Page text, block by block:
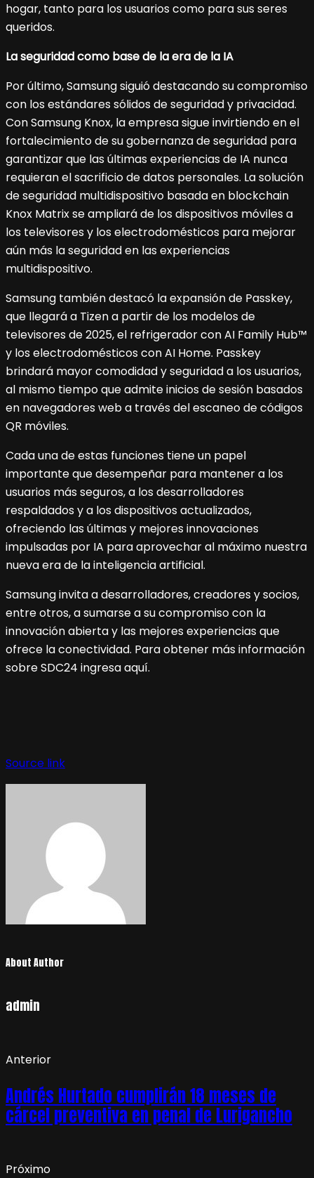
hogar, tanto para los usuarios como para sus seres
queridos.
La seguridad como base de la era de la IA
Por último, Samsung siguió destacando su compromiso
con los estándares sólidos de seguridad y privacidad.
Con Samsung Knox, la empresa sigue invirtiendo en el
fortalecimiento de su gobernanza de seguridad para
garantizar que las últimas experiencias de IA nunca
requieran el sacrificio de datos personales. La solución
de seguridad multidispositivo basada en blockchain
Knox Matrix se ampliará de los dispositivos móviles a
los televisores y los electrodomésticos para mejorar
aún más la seguridad en las experiencias
multidispositivo.
Samsung también destacó la expansión de Passkey,
que llegará a Tizen a partir de los modelos de
televisores de 2025, el refrigerador con AI Family Hub™
y los electrodomésticos con AI Home. Passkey
brindará mayor comodidad y seguridad a los usuarios,
al mismo tiempo que admite inicios de sesión basados
en navegadores web a través del escaneo de códigos
QR móviles.
Cada una de estas funciones tiene un papel
importante que desempeñar para mantener a los
usuarios más seguros, a los desarrolladores
respaldados y a los dispositivos actualizados,
ofreciendo las últimas y mejores innovaciones
impulsadas por IA para aprovechar al máximo nuestra
nueva era de la inteligencia artificial.
Samsung invita a desarrolladores, creadores y socios,
entre otros, a sumarse a su compromiso con la
innovación abierta y las mejores experiencias que
ofrece la conectividad. Para obtener más información
sobre SDC24 ingresa aquí.
de
entradas
Source link
About Author
admin
Anterior
Andrés Hurtado cumplirán 18 meses de
cárcel preventiva en penal de Lurigancho
Próximo